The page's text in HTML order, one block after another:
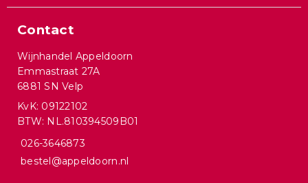
Contact
Wijnhandel Appeldoorn
Emmastraat 27A
6881 SN Velp
KvK: 09122102
BTW: NL.810394509B01
026-3646873
bestel@appeldoorn.nl